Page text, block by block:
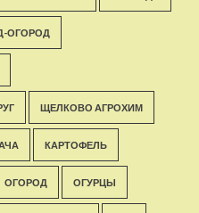
ОГОРОД
ЩЕЛКОВО АГРОХИМ
КАРТОФЕЛЬ
ОГОРОД ОГУРЦЫ